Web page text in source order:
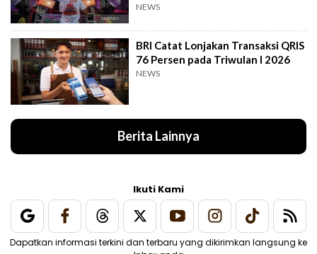
NEWS
BRI Catat Lonjakan Transaksi QRIS
76 Persen pada Triwulan I 2026
NEWS
Berita Lainnya
Ikuti Kami
Dapatkan informasi terkini dan terbaru yang dikirimkan langsung ke